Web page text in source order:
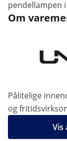
pendellampen
Om
Pålitelige
og
Vis